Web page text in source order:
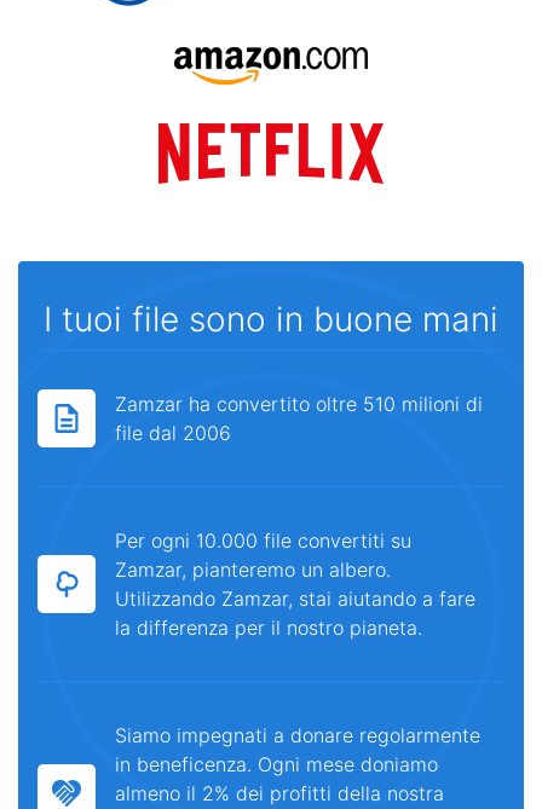
I tuoi file sono in buone mani
Zamzar ha convertito oltre 510 milioni di
file dal 2006
Per ogni 10.000 file convertiti su
Zamzar, pianteremo un albero.
Utilizzando Zamzar, stai aiutando a fare
la differenza per il nostro pianeta.
Siamo impegnati a donare regolarmente
in beneficenza. Ogni mese doniamo
almeno il 2% dei profitti della nostra